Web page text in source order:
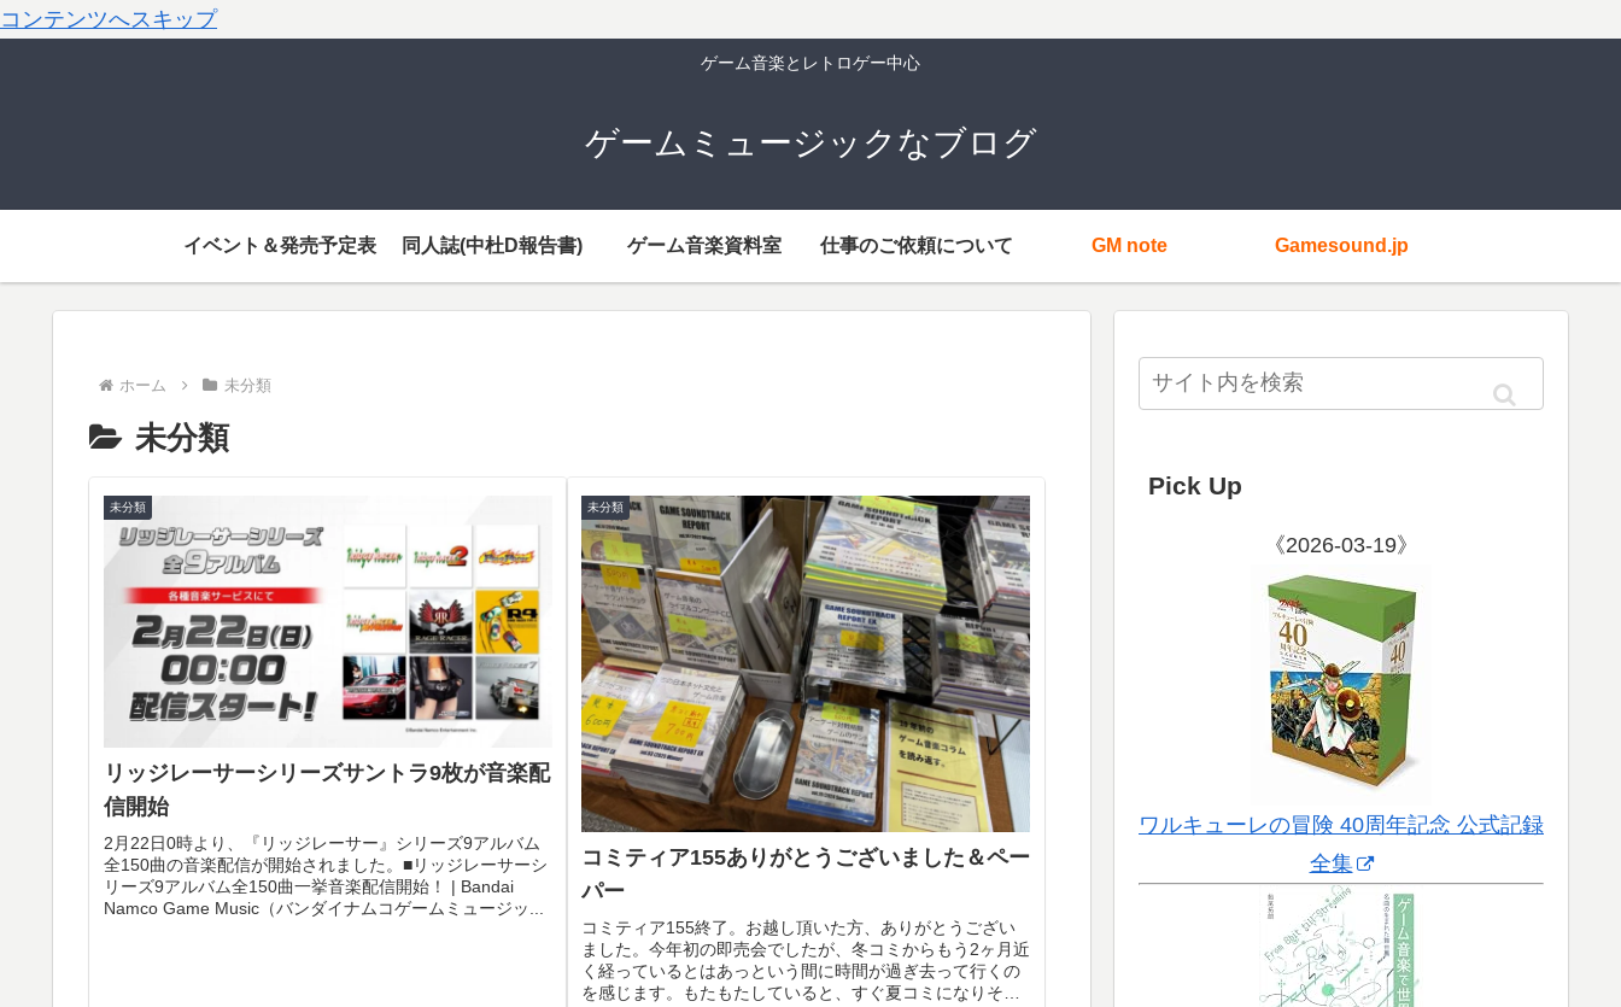
コンテンツへスキップ
ゲーム音楽とレトロゲー中心
ゲームミュージックなブログ
イベント＆発売予定表 同人誌(中杜D報告書) ゲーム音楽資料室 仕事のご依頼について GM note Gamesound.jp
ホーム 未分類
未分類
未分類
リッジレーサーシリーズサントラ9枚が音楽配
信開始
2月22日0時より、『リッジレーサー』シリーズ9アルバム
全150曲の音楽配信が開始されました。■リッジレーサーシ
リーズ9アルバム全150曲一挙音楽配信開始！ | Bandai
Namco Game Music（バンダイナムコゲームミュージッ...
未分類
コミティア155ありがとうございました＆ペー
パー
コミティア155終了。お越し頂いた方、ありがとうござい
ました。今年初の即売会でしたが、冬コミからもう2ヶ月近
く経っているとはあっという間に時間が過ぎ去って行くの
を感じます。もたもたしていると、すぐ夏コミになりそう
Pick Up
《2026-03-19》
ワルキューレの冒険 40周年記念 公式記録
全集